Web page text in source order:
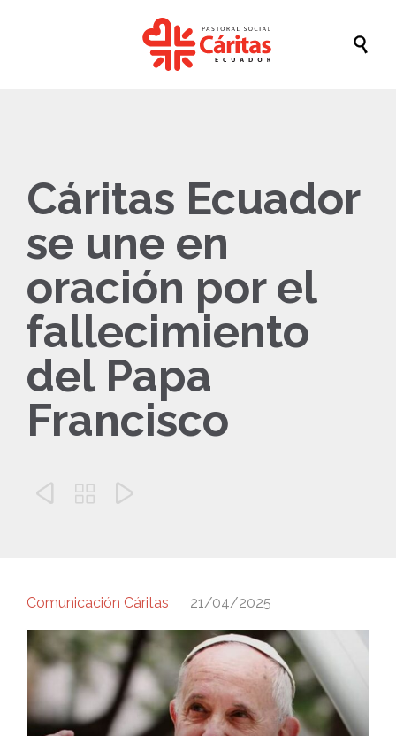

Cáritas Ecuador
se une en
oración por el
fallecimiento
del Papa
Francisco
  
Comunicación Cáritas 21/04/2025